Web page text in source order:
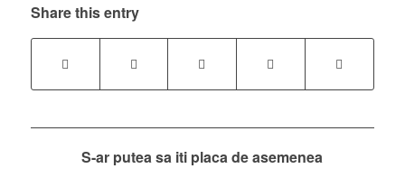
Share this entry
S-ar putea sa iti placa de asemenea